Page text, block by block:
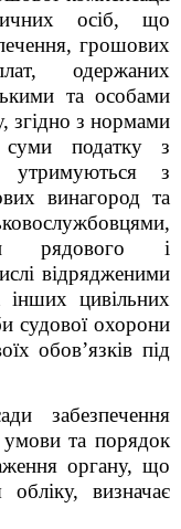
осіб, що
грошових
одержаних
та особами
згідно з нормами
суми податку з
з
винагород та
рядового і
відрядженими
інших цивільних
судової охорони
обов’язків під
забезпечення
умови та порядок
органу, що
визначає